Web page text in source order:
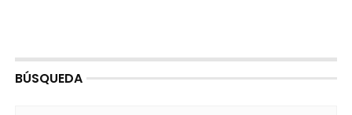
BÚSQUEDA